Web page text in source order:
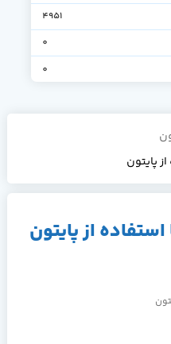
4951
0
0
پایتون
استفاده از پایتون